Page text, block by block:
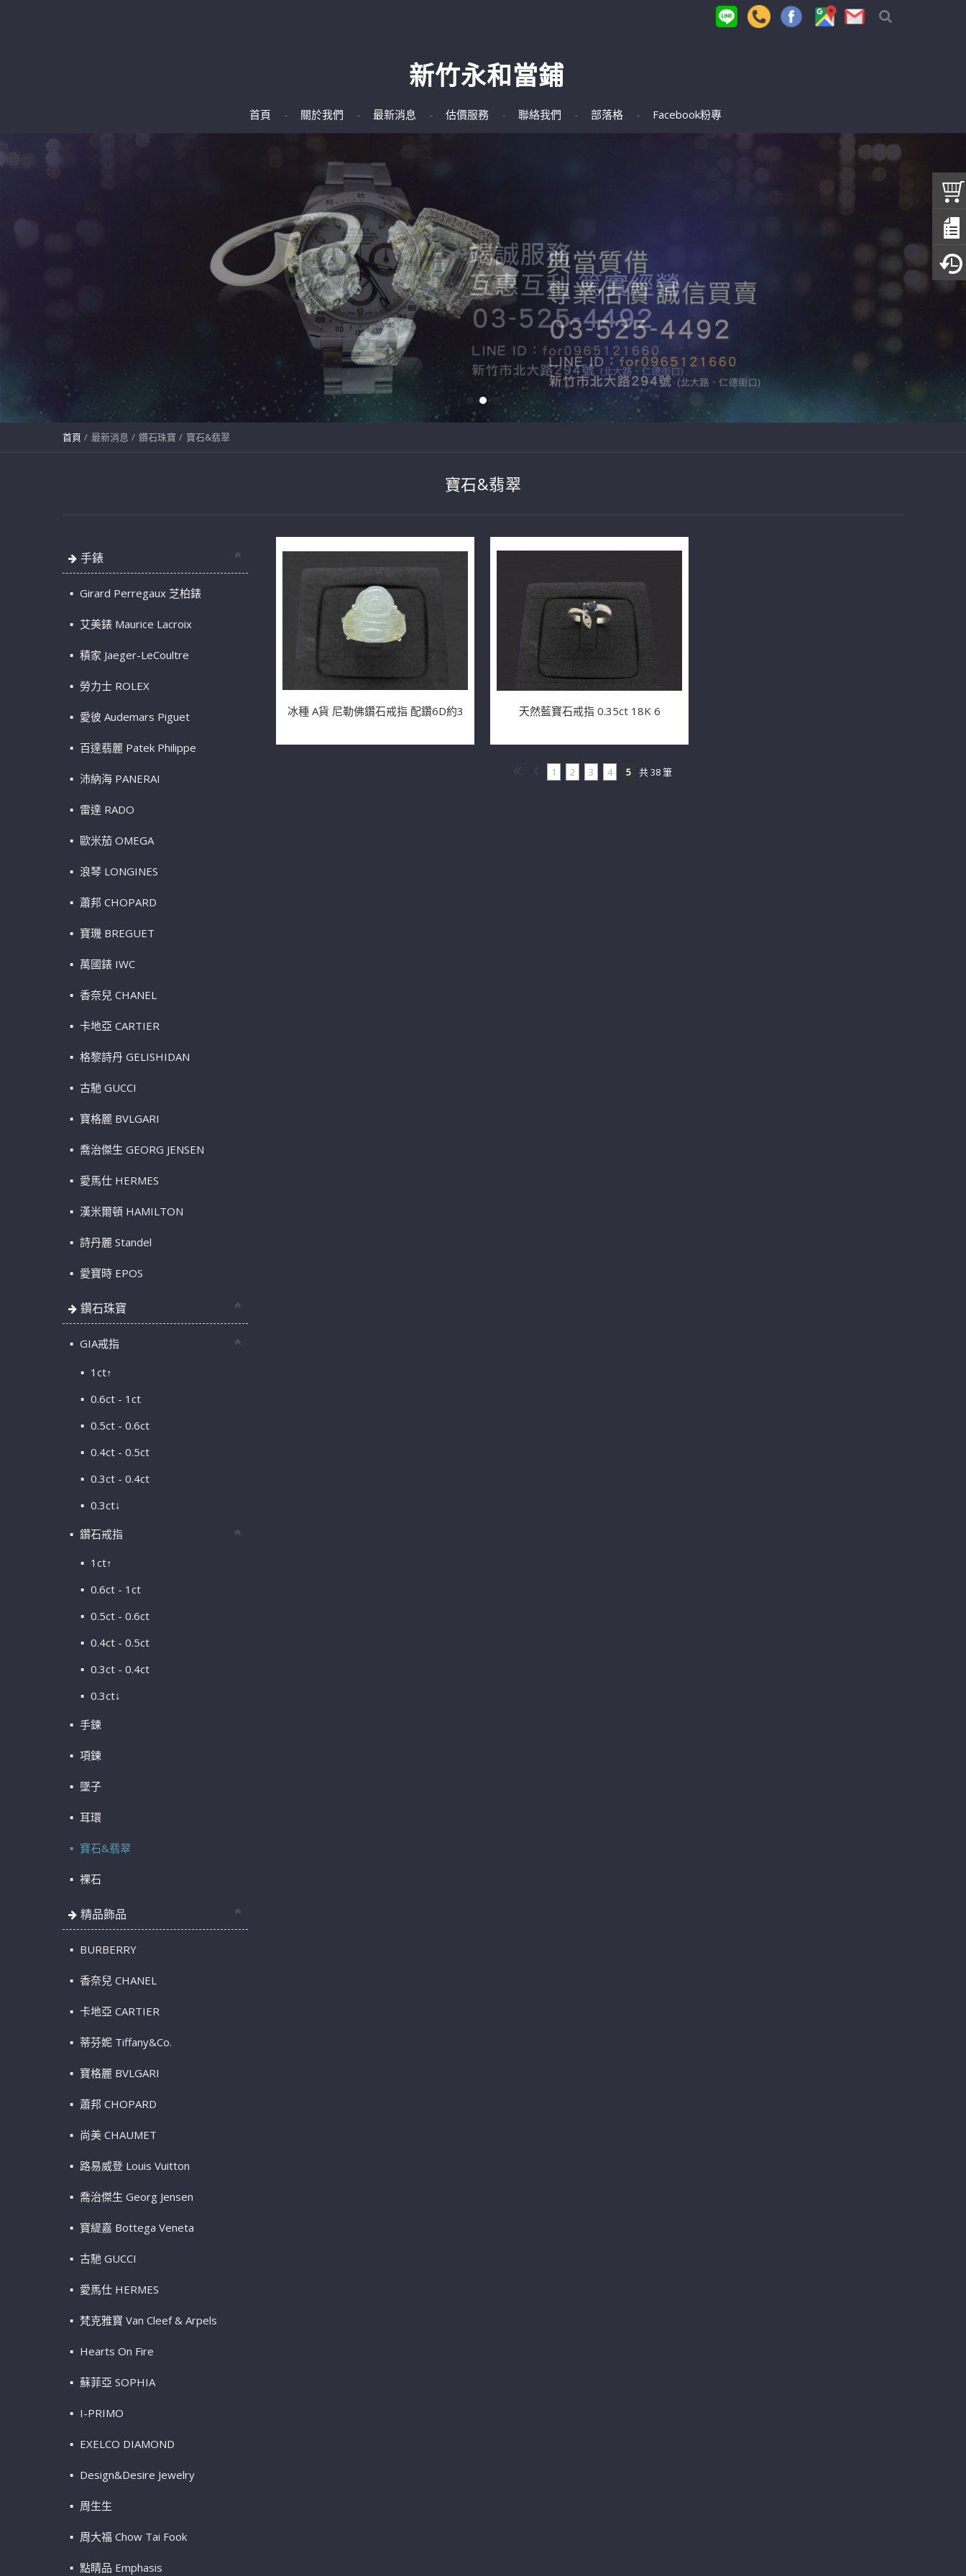
新竹永和當鋪
首頁 關於我們 最新消息 估價服務 聯絡我們 部落格 Facebook粉專
首頁 最新消息 鑽石珠寶 寶石&翡翠
寶石&翡翠
手錶
Girard Perregaux 芝柏錶
艾美錶 Maurice Lacroix
積家 Jaeger-LeCoultre
勞力士 ROLEX
愛彼 Audemars Piguet
百達翡麗 Patek Philippe
沛納海 PANERAI
雷達 RADO
歐米茄 OMEGA
浪琴 LONGINES
蕭邦 CHOPARD
寶璣 BREGUET
萬國錶 IWC
香奈兒 CHANEL
卡地亞 CARTIER
格黎詩丹 GELISHIDAN
古馳 GUCCI
寶格麗 BVLGARI
喬治傑生 GEORG JENSEN
愛馬仕 HERMES
漢米爾頓 HAMILTON
詩丹麗 Standel
愛寶時 EPOS
鑽石珠寶
GIA戒指
1ct↑
0.6ct - 1ct
0.5ct - 0.6ct
0.4ct - 0.5ct
0.3ct - 0.4ct
0.3ct↓
鑽石戒指
1ct↑
0.6ct - 1ct
0.5ct - 0.6ct
0.4ct - 0.5ct
0.3ct - 0.4ct
0.3ct↓
手鍊
項鍊
墜子
耳環
寶石&翡翠
裸石
精品飾品
BURBERRY
香奈兒 CHANEL
卡地亞 CARTIER
蒂芬妮 Tiffany&Co.
寶格麗 BVLGARI
蕭邦 CHOPARD
尚美 CHAUMET
路易威登 Louis Vuitton
喬治傑生 Georg Jensen
寶緹嘉 Bottega Veneta
古馳 GUCCI
愛馬仕 HERMES
梵克雅寶 Van Cleef & Arpels
Hearts On Fire
蘇菲亞 SOPHIA
I-PRIMO
EXELCO DIAMOND
Design&Desire Jewelry
周生生
周大福 Chow Tai Fook
點睛品 Emphasis
冰種 A貨 尼勒佛鑽石戒指 配鑽6D約3 天然藍寶石戒指 0.35ct 18K 6
1 2 3 4 5 共 38 筆